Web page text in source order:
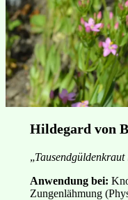
Hildegard von
„
Anwendung bei:
Zungenlähmung